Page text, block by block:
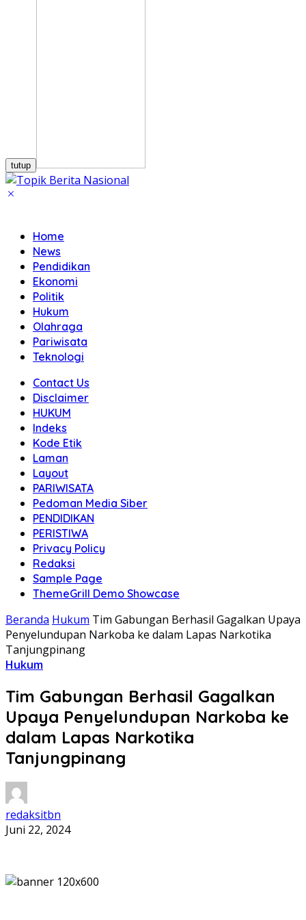
tutup
Home
News
Pendidikan
Ekonomi
Politik
Hukum
Olahraga
Pariwisata
Teknologi
Contact Us
Disclaimer
HUKUM
Indeks
Kode Etik
Laman
Layout
PARIWISATA
Pedoman Media Siber
PENDIDIKAN
PERISTIWA
Privacy Policy
Redaksi
Sample Page
ThemeGrill Demo Showcase
Beranda Hukum Tim Gabungan Berhasil Gagalkan Upaya
Penyelundupan Narkoba ke dalam Lapas Narkotika
Tanjungpinang
Hukum
Tim Gabungan Berhasil Gagalkan
Upaya Penyelundupan Narkoba ke
dalam Lapas Narkotika
Tanjungpinang
redaksitbn
Juni 22, 2024